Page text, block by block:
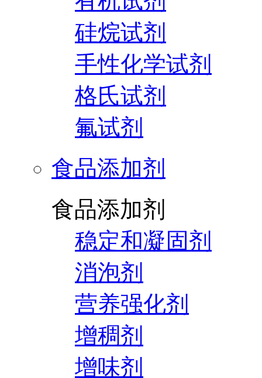
硅烷试剂
手性化学试剂
格氏试剂
氟试剂
食品添加剂
食品添加剂
稳定和凝固剂
消泡剂
营养强化剂
增稠剂
增味剂